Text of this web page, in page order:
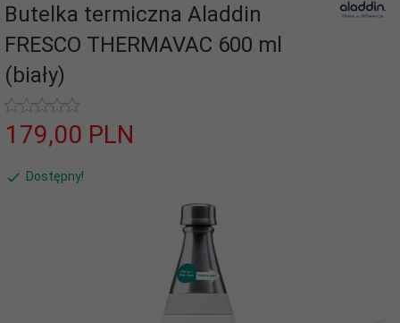
Butelka termiczna Aladdin
FRESCO THERMAVAC 600 ml
(biały)
179,00 PLN
Dostępny!